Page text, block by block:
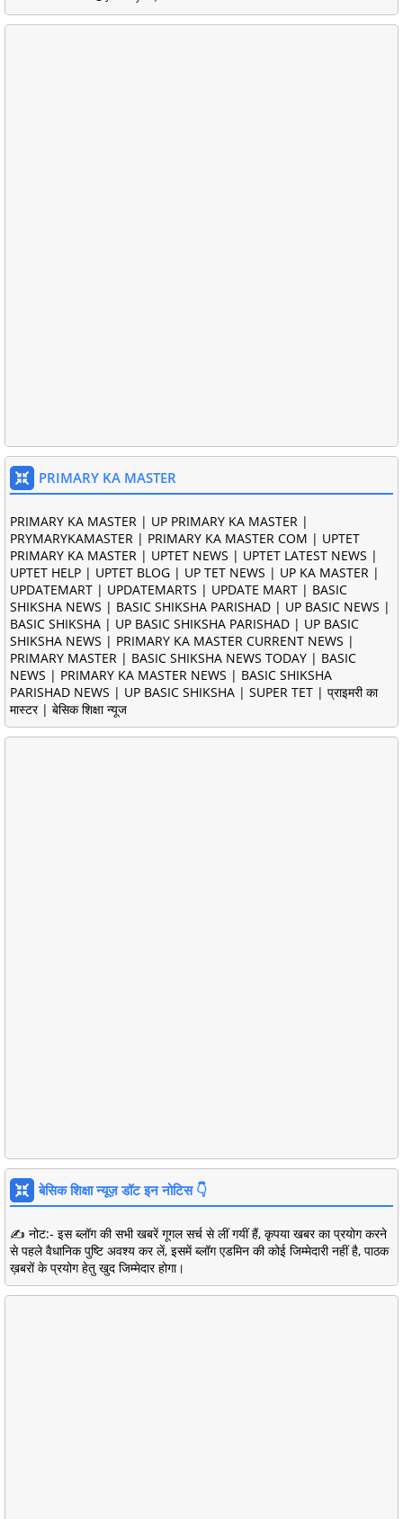
PRIMARY KA MASTER
PRIMARY KA MASTER | UP PRIMARY KA MASTER |
PRYMARYKAMASTER | PRIMARY KA MASTER COM | UPTET
PRIMARY KA MASTER | UPTET NEWS | UPTET LATEST NEWS |
UPTET HELP | UPTET BLOG | UP TET NEWS | UP KA MASTER |
UPDATEMART | UPDATEMARTS | UPDATE MART | BASIC
SHIKSHA NEWS | BASIC SHIKSHA PARISHAD | UP BASIC NEWS |
BASIC SHIKSHA | UP BASIC SHIKSHA PARISHAD | UP BASIC
SHIKSHA NEWS | PRIMARY KA MASTER CURRENT NEWS |
PRIMARY MASTER | BASIC SHIKSHA NEWS TODAY | BASIC
NEWS | PRIMARY KA MASTER NEWS | BASIC SHIKSHA
PARISHAD NEWS | UP BASIC SHIKSHA | SUPER TET | प्राइमरी का
मास्टर | बेसिक शिक्षा न्यूज
बेसिक शिक्षा न्यूज़ डॉट इन नोटिस 👇
✍️ नोट:- इस ब्लॉग की सभी खबरें गूगल सर्च से लीं गयीं हैं, कृपया खबर का प्रयोग करने
से पहले वैधानिक पुष्टि अवश्य कर लें, इसमें ब्लॉग एडमिन की कोई जिम्मेदारी नहीं है, पाठक
ख़बरों के प्रयोग हेतु खुद जिम्मेदार होगा।